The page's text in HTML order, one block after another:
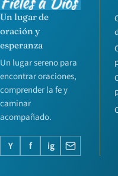
Un lugar de
oración y
esperanza
Un lugar sereno para
encontrar oraciones,
comprender la fe y
caminar
acompañado.
Y f ig